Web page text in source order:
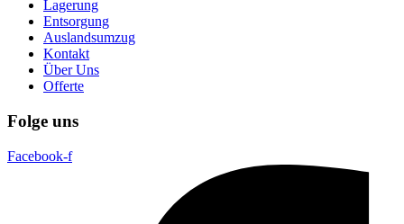
Lagerung
Entsorgung
Auslandsumzug
Kontakt
Über Uns
Offerte
Folge uns
Facebook-f